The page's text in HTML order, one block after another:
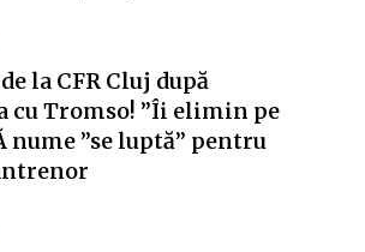
la CFR Cluj după
cu Tromso! ”Îi elimin pe
nume ”se luptă” pentru